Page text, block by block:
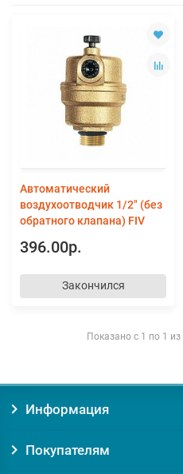
Автоматический
воздухоотводчик 1/2" (без
обратного клапана) FIV
396.00р.
Закончился
Показано с 1 по 1
Информация
Покупателям